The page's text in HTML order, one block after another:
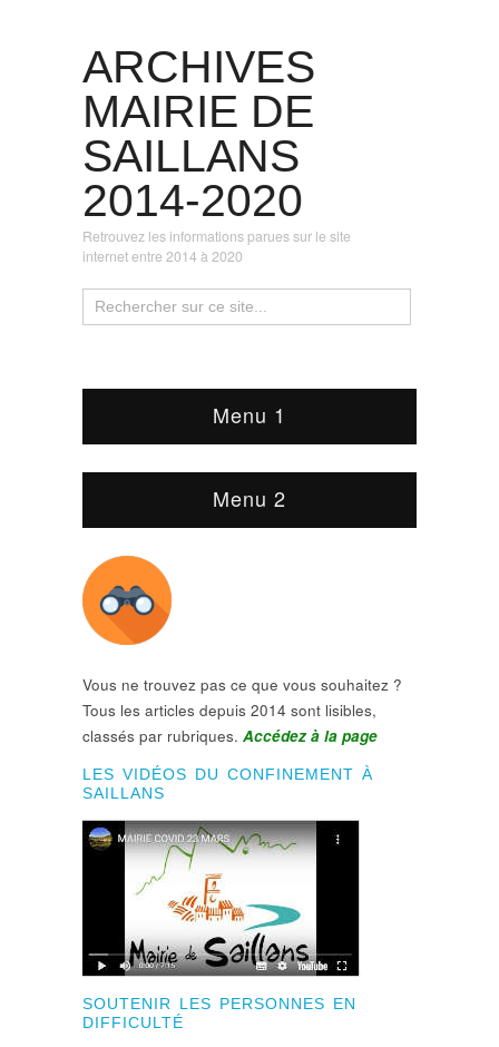
ARCHIVES
MAIRIE DE
SAILLANS
2014-2020
Retrouvez les informations parues sur le site
internet entre 2014 à 2020
Menu 1
Menu 2
Vous ne trouvez pas ce que vous souhaitez ?
Tous les articles depuis 2014 sont lisibles,
classés par rubriques. Accédez à la page
LES VIDÉOS DU CONFINEMENT À
SAILLANS
SOUTENIR LES PERSONNES EN
DIFFICULTÉ